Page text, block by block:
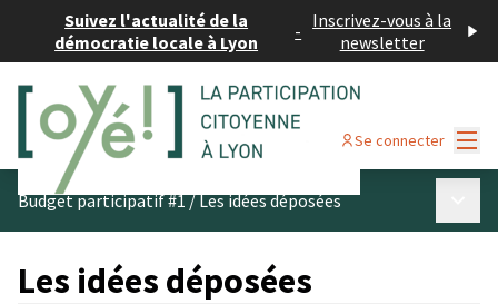
Suivez l'actualité de la
démocratie locale à Lyon
- Inscrivez-vous à la
newsletter
Se connecter
Budget participatif #1/Les idées déposées
Les idées déposées